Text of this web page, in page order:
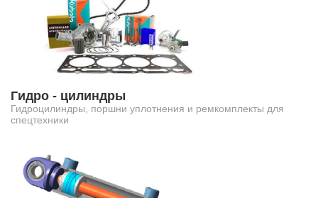
Гидро - цилиндры
Гидроцилиндры, поршни уплотнения и ремкомплекты для
спецтехники